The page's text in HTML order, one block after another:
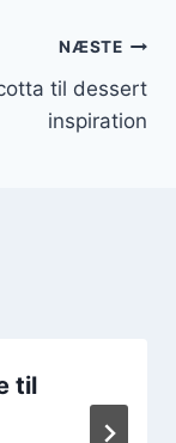
NÆSTE
til dessert
inspiration
til